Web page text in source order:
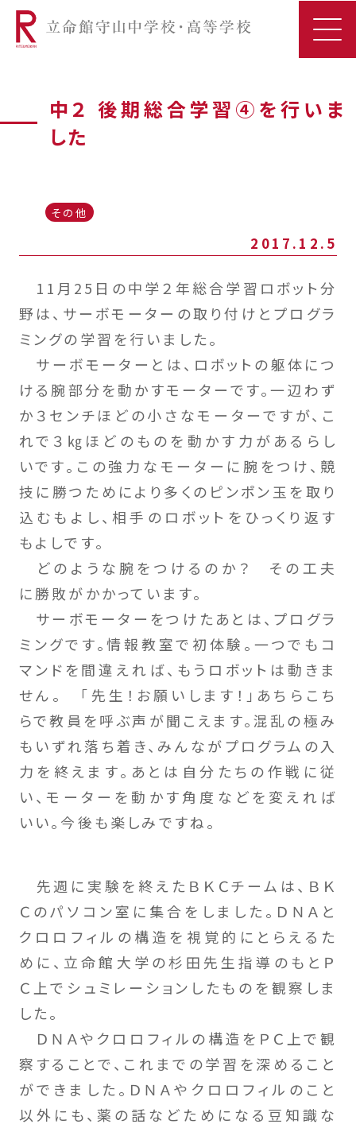
中２ 後期総合学習④を行いま
した
その他
2017.12.5
11月25日の中学２年総合学習ロボット分
野は、サーボモーターの取り付けとプログラ
ミングの学習を行いました。
サーボモーターとは、ロボットの躯体につ
ける腕部分を動かすモーターです。一辺わず
か３センチほどの小さなモーターですが、こ
れで３㎏ほどのものを動かす力があるらし
いです。この強力なモーターに腕をつけ、競
技に勝つためにより多くのピンポン玉を取り
込むもよし、相手のロボットをひっくり返す
もよしです。
どのような腕をつけるのか？ その工夫
に勝敗がかかっています。
サーボモーターをつけたあとは、プログラ
ミングです。情報教室で初体験。一つでもコ
マンドを間違えれば、もうロボットは動きま
せん。 「先生！お願いします！」あちらこち
らで教員を呼ぶ声が聞こえます。混乱の極み
もいずれ落ち着き、みんながプログラムの入
力を終えます。あとは自分たちの作戦に従
い、モーターを動かす角度などを変えれば
いい。今後も楽しみですね。
先週に実験を終えたＢＫＣチームは、ＢＫ
Ｃのパソコン室に集合をしました。ＤＮＡと
クロロフィルの構造を視覚的にとらえるた
めに、立命館大学の杉田先生指導のもとＰ
Ｃ上でシュミレーションしたものを観察しま
した。
ＤＮＡやクロロフィルの構造をＰＣ上で観
察することで、これまでの学習を深めること
ができました。ＤＮＡやクロロフィルのこと
以外にも、薬の話などためになる豆知識な